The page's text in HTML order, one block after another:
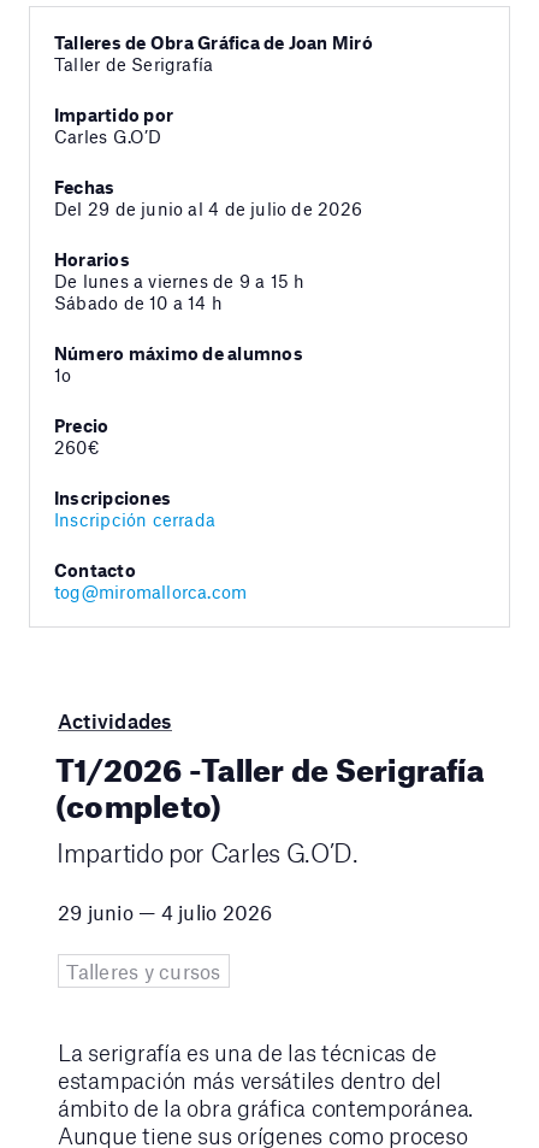
Talleres de Obra Gráfica de Joan Miró
Taller de Serigrafía
Impartido por
Carles G.O’D
Fechas
Del 29 de junio al 4 de julio de 2026
Horarios
De lunes a viernes de 9 a 15 h
Sábado de 10 a 14 h
Número máximo de alumnos
1o
Precio
260€
Inscripciones
Inscripción cerrada
Contacto
tog@miromallorca.com
Actividades
T1/2026 -Taller de Serigrafía
(completo)
Impartido por Carles G.O’D.
29 junio — 4 julio 2026
Talleres y cursos
La serigrafía es una de las técnicas de
estampación más versátiles dentro del
ámbito de la obra gráfica contemporánea.
Aunque tiene sus orígenes como proceso